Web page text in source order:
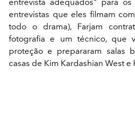
entrevista adequados" para os
entrevistas que eles filmam
todo o drama), Farjam
fotografia e um técnico, que
proteção e prepararam salas
casas de Kim Kardashian West e